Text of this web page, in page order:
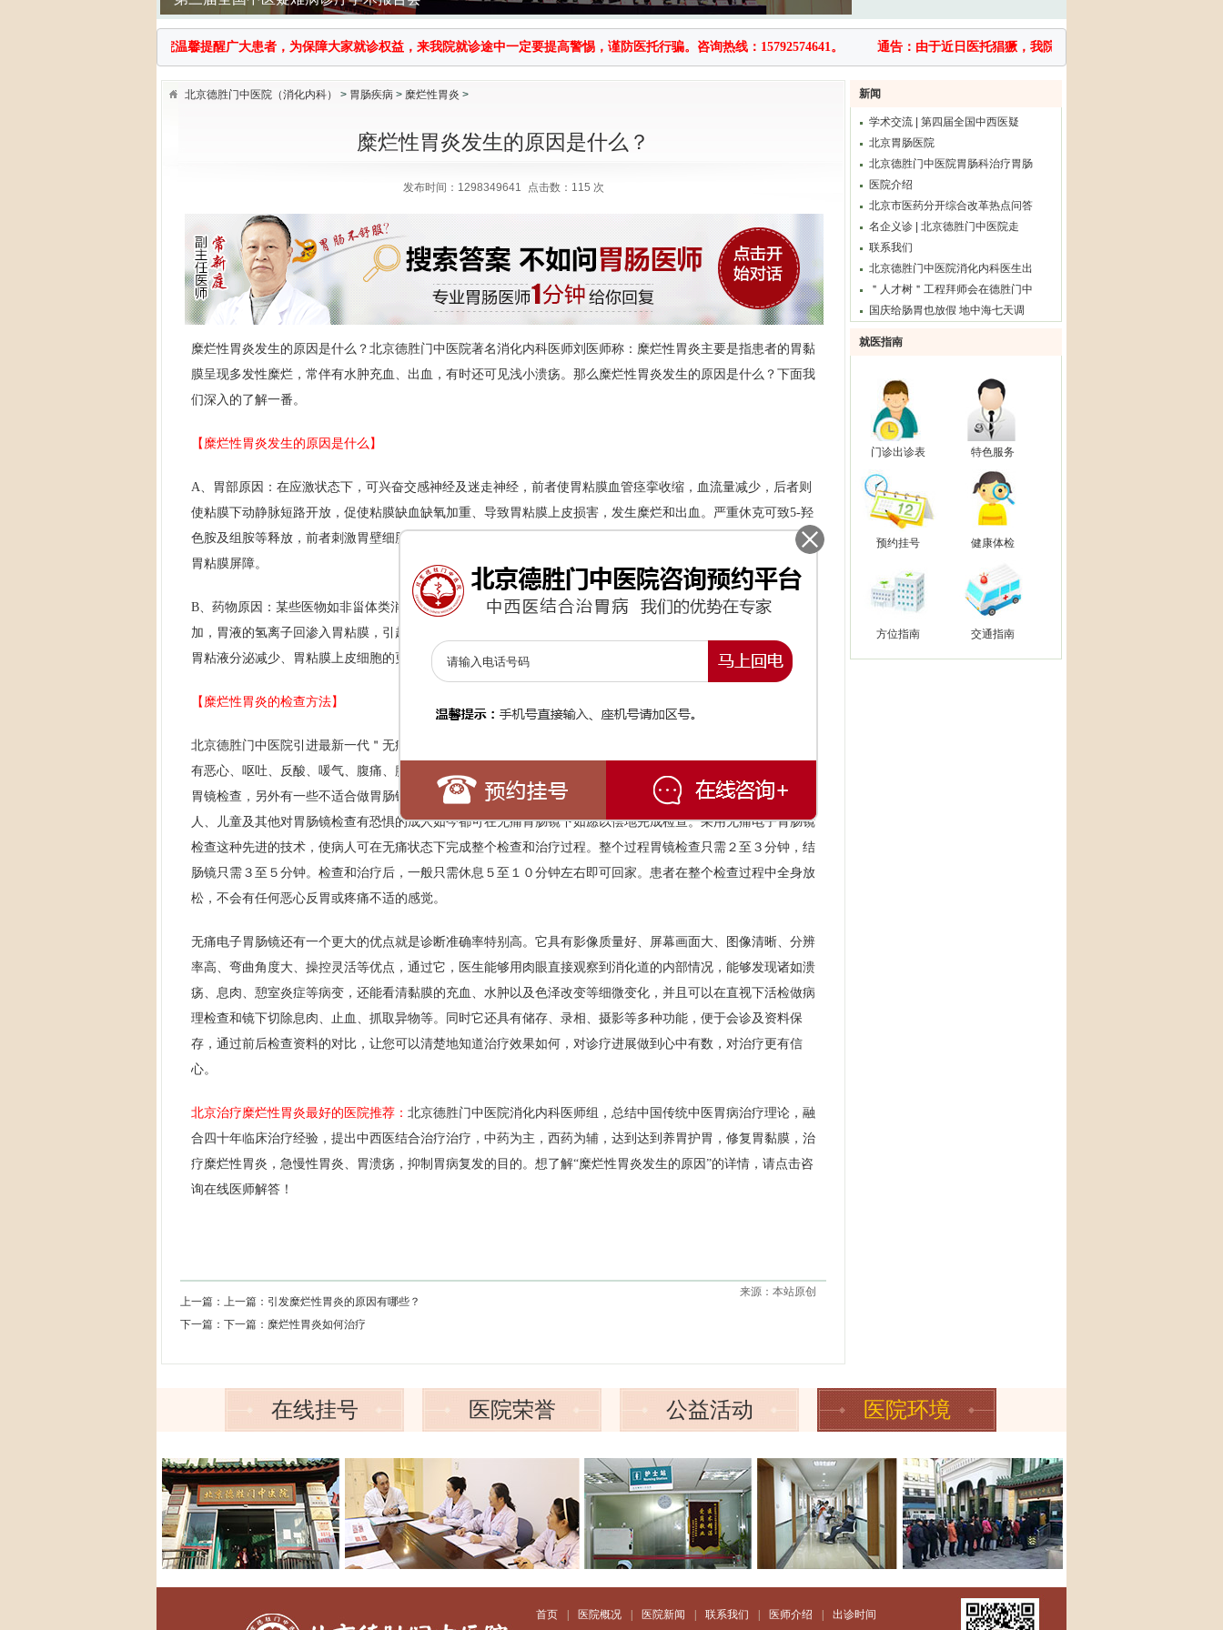
企业中医义诊活动
国医大师传承拜师仪式
：由于近日医托猖獗，我院温馨提醒广大患者，为保障大家就诊权益，来我院就诊途中一定要提高警惕，谨防医托行骗。咨询热线：15792574641。 通告：由于近日医托猖獗，我院温馨提醒广大患者，为保障大
新闻
学术交流 | 第四届全国中西医疑
北京胃肠医院
北京德胜门中医院胃肠科治疗胃肠
医院介绍
北京市医药分开综合改革热点问答
名企义诊 | 北京德胜门中医院走
联系我们
北京德胜门中医院消化内科医生出
＂人才树＂工程拜师会在德胜门中
国庆给肠胃也放假 地中海七天调
就医指南
门诊出诊表 特色服务
预约挂号 健康体检
方位指南 交通指南
北京德胜门中医院（消化内科） > 胃肠疾病 > 糜烂性胃炎 >
糜烂性胃炎发生的原因是什么？
发布时间：1298349641 点击数：115 次
糜烂性胃炎发生的原因是什么？北京德胜门中医院著名消化内科医师刘医师称：糜烂性胃炎主要是指患者的胃黏
膜呈现多发性糜烂，常伴有水肿充血、出血，有时还可见浅小溃疡。那么糜烂性胃炎发生的原因是什么？下面我
们深入的了解一番。
【糜烂性胃炎发生的原因是什么】
A、胃部原因：在应激状态下，可兴奋交感神经及迷走神经，前者使胃粘膜血管痉挛收缩，血流量减少，后者则
使粘膜下动静脉短路开放，促使粘膜缺血缺氧加重、导致胃粘膜上皮损害，发生糜烂和出血。严重休克可致5-羟
色胺及组胺等释放，前者刺激胃壁细胞释放溶酶体，直接损害胃粘膜，后者则增加胃蛋白酶及胃酸的分泌而损害
胃粘膜屏障。
B、药物原因：某些医物如非甾体类消炎药、某些抗生素、酒精等，均可损伤胃的粘膜屏障，导致粘膜通透性增
加，胃液的氢离子回渗入胃粘膜，引起胃粘膜糜烂、出血。肾上腺皮质类固醇可使盐酸和胃蛋白酶的分泌增加，
胃粘液分泌减少、胃粘膜上皮细胞的更新速度减慢而导致本病。
【糜烂性胃炎的检查方法】
北京德胜门中医院引进最新一代＂无痛胃镜检查＂技术，让您只需舒舒服服地睡上一小觉即可圆满完成检查，所
有恶心、呕吐、反酸、喛气、腹痛、腹胀、吞咽不利、消化不良、口腔异味等胃肠相关症状者都可轻松进行无痛
胃镜检查，另外有一些不适合做胃肠镜的病人，如：精神紧张引起血压不稳的病人、精神分裂症病人、癫痫病
人、儿童及其他对胃肠镜检查有恐惧的成人如今都可在无痛胃肠镜下如愿以偿地完成检查。采用无痛电子胃肠镜
检查这种先进的技术，使病人可在无痛状态下完成整个检查和治疗过程。整个过程胃镜检查只需２至３分钟，结
肠镜只需３至５分钟。检查和治疗后，一般只需休息５至１０分钟左右即可回家。患者在整个检查过程中全身放
松，不会有任何恶心反胃或疼痛不适的感觉。
无痛电子胃肠镜还有一个更大的优点就是诊断准确率特别高。它具有影像质量好、屏幕画面大、图像清晰、分辨
率高、弯曲角度大、操控灵活等优点，通过它，医生能够用肉眼直接观察到消化道的内部情况，能够发现诸如溃
疡、息肉、憩室炎症等病变，还能看清黏膜的充血、水肿以及色泽改变等细微变化，并且可以在直视下活检做病
理检查和镜下切除息肉、止血、抓取异物等。同时它还具有储存、录相、摄影等多种功能，便于会诊及资料保
存，通过前后检查资料的对比，让您可以清楚地知道治疗效果如何，对诊疗进展做到心中有数，对治疗更有信
心。
北京治疗糜烂性胃炎最好的医院推荐： 北京德胜门中医院消化内科医师组，总结中国传统中医胃病治疗理论，融
合四十年临床治疗经验，提出中西医结合治疗治疗，中药为主，西药为辅，达到达到养胃护胃，修复胃黏膜，治
疗糜烂性胃炎，急慢性胃炎、胃溃疡，抑制胃病复发的目的。想了解“糜烂性胃炎发生的原因”的详情，请点击咨
询在线医师解答！
来源：本站原创
上一篇：上一篇： 引发糜烂性胃炎的原因有哪些？
下一篇：下一篇： 糜烂性胃炎如何治疗
在线挂号 医院荣誉 公益活动 医院环境
首页 医院概况 医院新闻 联系我们 医师介绍 出诊时间